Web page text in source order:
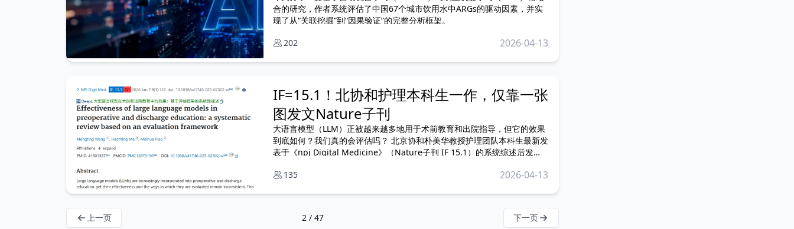
合的研究，作者系统评估了中国67个城市饮用水中ARGs的驱动因素，并实
现了从“关联挖掘”到“因果验证”的完整分析框架。
202
2026-04-13
IF=15.1！北协和护理本科生一作，仅靠一张
图发文Nature子刊
大语言模型（LLM）正被越来越多地用于术前教育和出院指导，但它的效果
到底如何？我们真的会评估吗？ 北京协和朴美华教授护理团队本科生最新发
表于《npj Digital Medicine》（Nature子刊 IF 15.1）的系统综述后发
型的安全性、公平性和运行效率。该综述基于一个四维评估框架（准确性、
135 2026-04-13
上一页 2 / 47 下一页